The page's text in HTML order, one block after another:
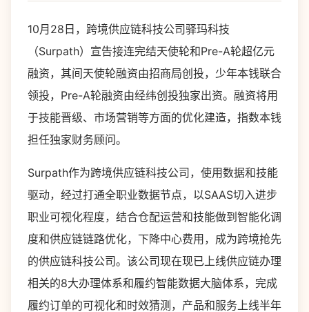
10月28日，跨境供应链科技公司驿玛科技
（Surpath）宣告接连完结天使轮和Pre-A轮超亿元
融资，其间天使轮融资由招商局创投，少年本钱联合
领投，Pre-A轮融资由经纬创投独家出资。融资将用
于技能晋级、市场营销等方面的优化建造，指数本钱
担任独家财务顾问。
Surpath作为跨境供应链科技公司，使用数据和技能
驱动，经过打通全职业数据节点，以SAAS切入进步
职业可视化程度，结合仓配运营和技能做到智能化调
度和供应链链路优化，下降中心费用，成为跨境抢先
的供应链科技公司。该公司现在现已上线供应链办理
相关的8大办理体系和履约智能数据大脑体系，完成
履约订单的可视化和时效猜测，产品和服务上线半年